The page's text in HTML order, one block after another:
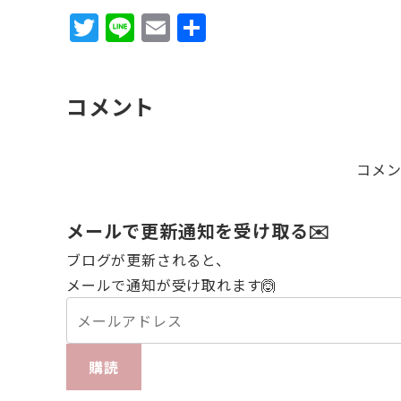
T
w
te
Li
n
E
m
コメント
コメ
メールで更新通知を受け取る✉️
ブログが更新されると、
メールで通知が受け取れます🙆
購読